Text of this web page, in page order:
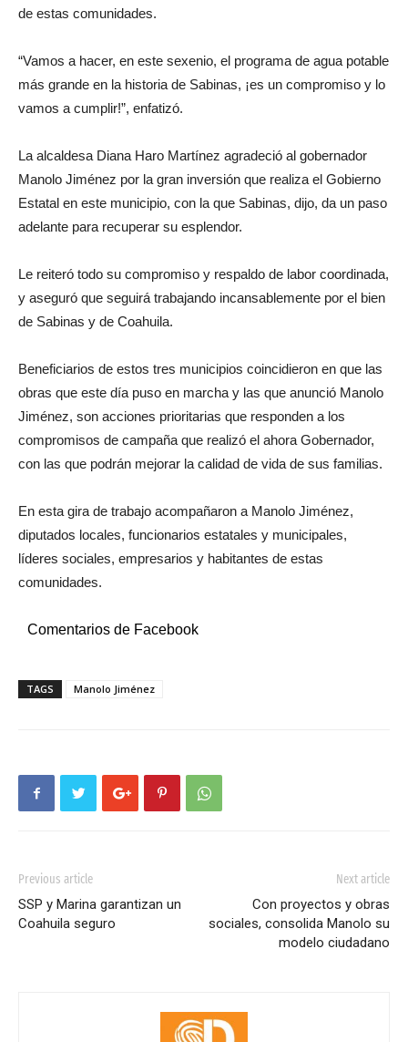
de estas comunidades.
“Vamos a hacer, en este sexenio, el programa de agua potable
más grande en la historia de Sabinas, ¡es un compromiso y lo
vamos a cumplir!”, enfatizó.
La alcaldesa Diana Haro Martínez agradeció al gobernador
Manolo Jiménez por la gran inversión que realiza el Gobierno
Estatal en este municipio, con la que Sabinas, dijo, da un paso
adelante para recuperar su esplendor.
Le reiteró todo su compromiso y respaldo de labor coordinada,
y aseguró que seguirá trabajando incansablemente por el bien
de Sabinas y de Coahuila.
Beneficiarios de estos tres municipios coincidieron en que las
obras que este día puso en marcha y las que anunció Manolo
Jiménez, son acciones prioritarias que responden a los
compromisos de campaña que realizó el ahora Gobernador,
con las que podrán mejorar la calidad de vida de sus familias.
En esta gira de trabajo acompañaron a Manolo Jiménez,
diputados locales, funcionarios estatales y municipales,
líderes sociales, empresarios y habitantes de estas
comunidades.
Comentarios de Facebook
TAGS Manolo Jiménez
Previous article
SSP y Marina garantizan un
Coahuila seguro
Next article
Con proyectos y obras
sociales, consolida Manolo su
modelo ciudadano